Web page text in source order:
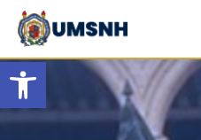
Open toolbar
Skip
content